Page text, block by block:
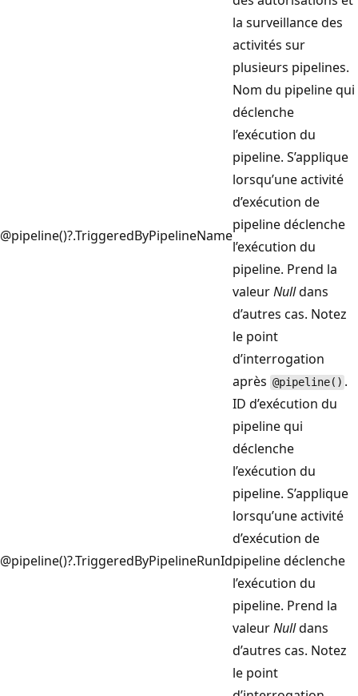
la surveillance des
activités sur
plusieurs pipelines.
@pipeline()?.TriggeredByPipelineName
Nom du pipeline qui
déclenche
l’exécution du
pipeline. S’applique
lorsqu’une activité
d’exécution de
pipeline déclenche
l’exécution du
pipeline. Prend la
valeurNulldans
d’autres cas. Notez
le point
d’interrogation
après @pipeline() .
@pipeline()?.TriggeredByPipelineRunId
ID d’exécution du
pipeline qui
déclenche
l’exécution du
pipeline. S’applique
lorsqu’une activité
d’exécution de
pipeline déclenche
l’exécution du
pipeline. Prend la
valeurNulldans
d’autres cas. Notez
le point